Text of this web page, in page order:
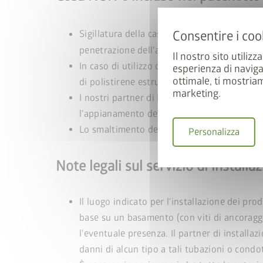
Il nostro sito
esperienza di
ottimale, ti
marketing.
Personalizza
Sigillatura della casetta porta attrezzi in
penetrazione dell'acqua all'interno della
In caso di utilizzo del pavimento in
di polistirene estruso (XPS) dello spessore
I nostri partner di installazione hanno la
l'appianamento del basamento, lavori di
Lo smaltimento degli imballaggi è
Note legali sul servizio di
Il luogo indicato per l'installazione dei
base su un basamento (con viti di
l'eventuale presenza. Il partner di
danni di alcun tipo a tali tubazioni o
Iscrivetevi ora alla
E-mail
Accetto lenorme
partecipazione.